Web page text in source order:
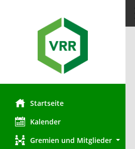
Startseite
Kalender
Gremien und Mitglieder